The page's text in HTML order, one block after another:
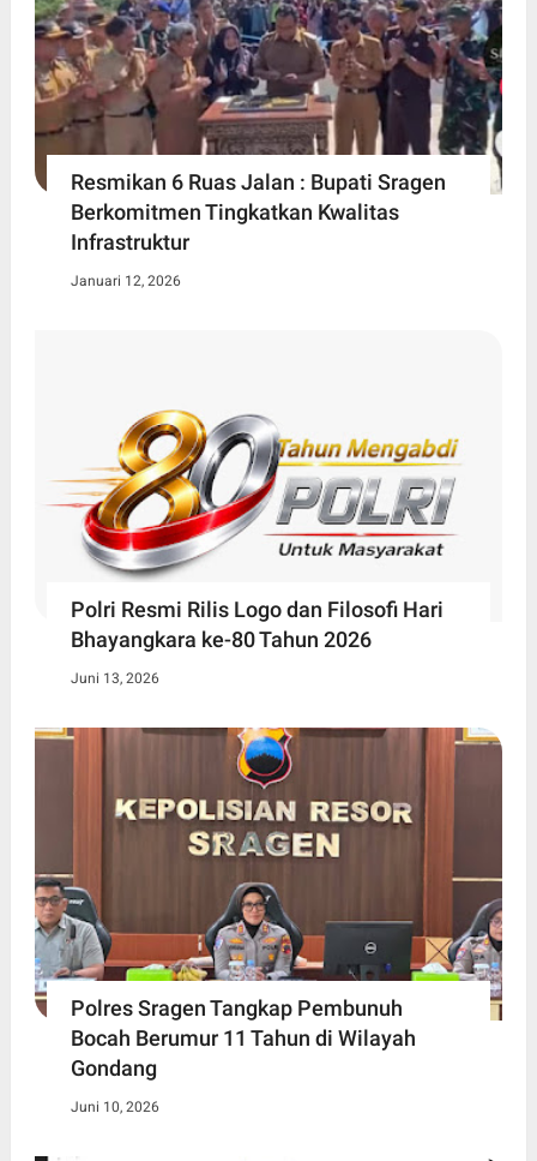
Resmikan 6 Ruas Jalan : Bupati Sragen
Berkomitmen Tingkatkan Kwalitas
Infrastruktur
Januari 12, 2026
Polri Resmi Rilis Logo dan Filosofi Hari
Bhayangkara ke-80 Tahun 2026
Juni 13, 2026
Polres Sragen Tangkap Pembunuh
Bocah Berumur 11 Tahun di Wilayah
Gondang
Juni 10, 2026